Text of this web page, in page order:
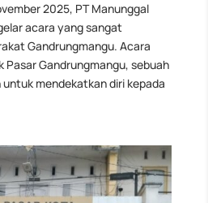
2025, PT Manunggal
acara yang sangat
Gandrungmangu. Acara
Gandrungmangu, sebuah
mendekatkan diri kepada